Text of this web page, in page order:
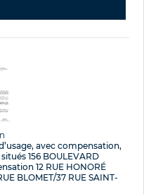
avec compensation,
156 BOULEVARD
12 RUE HONORÉ
BLOMET/37 RUE SAINT-